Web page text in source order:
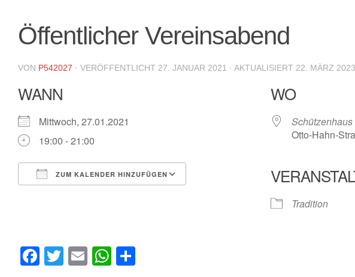
Öffentlicher Vereinsabend
VON P542027 · VERÖFFENTLICHT 27. JANUAR 2021 · AKTUALISIERT 22. MÄRZ 2023
WANN
Mittwoch, 27.01.2021
19:00 - 21:00
ZUM KALENDER HINZUFÜGEN
WO
Otto-Hahn-
Tradition
Facebook
TwitterEmailWhatsApp